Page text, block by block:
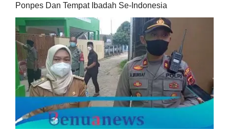
Ponpes Dan Tempat Ibadah Se-Indonesia